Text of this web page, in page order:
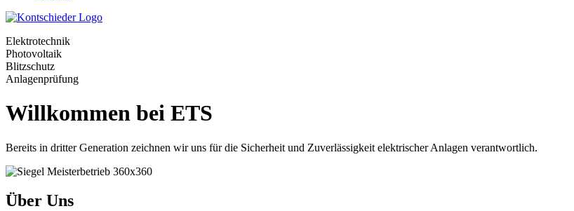
Elektrotechnik
Photovoltaik
Blitzschutz
Anlagenprüfung
Willkommen bei ETS
Bereits in dritter Generation zeichnen wir uns für die Sicherheit und Zuverlässigkeit elektrischer Anlagen verantwortlich.
Über Uns